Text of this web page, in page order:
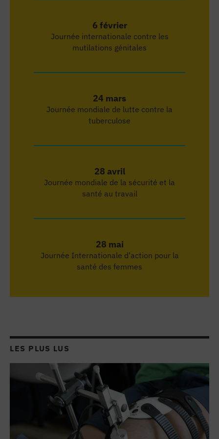
CHU Healthtech Connexion Day :
Nouveaux reportages à Lille !
Profession biographe hospitalière :
Anneau gastrique, Sleeve, Bypass :
Obésité : le choix de la Sleeve
A Brest, Scully est le premier chien
Des robots et des hommes : histoire
Guérir par oxygénothérapie : à
Nos reportages au CHU d'Angers
6 février
Journée internationale contre les
mutilations génitales
24 mars
Journée mondiale de lutte contre la
tuberculose
28 avril
Journée mondiale de la sécurité et la
santé au travail
28 mai
Journée Internationale d’action pour la
santé des femmes
LES PLUS LUS